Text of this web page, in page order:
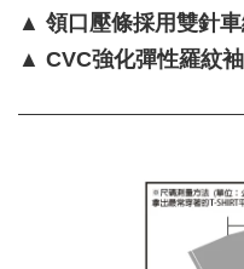
▲ 領口壓條採用雙針
▲ CVC強化彈性羅紋